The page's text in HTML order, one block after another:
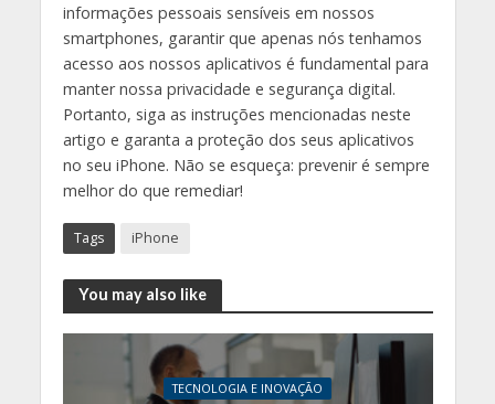
informações pessoais sensíveis em nossos
smartphones, garantir que apenas nós tenhamos
acesso aos nossos aplicativos é fundamental para
manter nossa privacidade e segurança digital.
Portanto, siga as instruções mencionadas neste
artigo e garanta a proteção dos seus aplicativos
no seu iPhone. Não se esqueça: prevenir é sempre
melhor do que remediar!
Tags iPhone
You may also like
TECNOLOGIA E INOVAÇÃO